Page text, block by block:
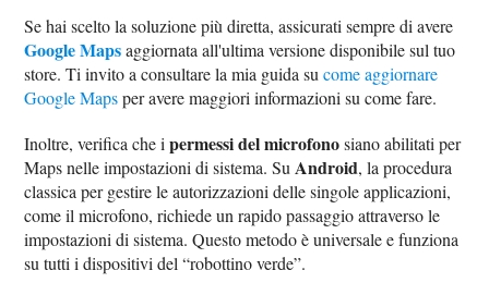
Se hai scelto la soluzione più diretta, assicurati sempre di avere
Google Mapsaggiornata all'ultima versione disponibile sul tuo
store. Ti invito a consultare la mia guida sucome aggiornare
Google Mapsper avere maggiori informazioni su come fare.
Inoltre, verifica che ipermessi del microfonosiano abilitati per
Maps nelle impostazioni di sistema. Su Android, la procedura
classica per gestire le autorizzazioni delle singole applicazioni,
come il microfono, richiede un rapido passaggio attraverso le
impostazioni di sistema. Questo metodo è universale e funziona
su tutti i dispositivi del “robottino verde”.